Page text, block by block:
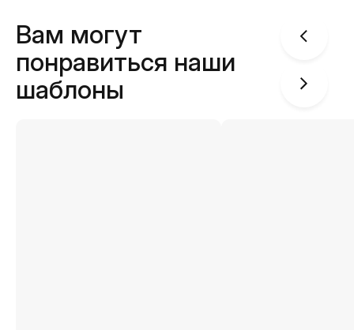
Вам могут
понравиться наши
шаблоны